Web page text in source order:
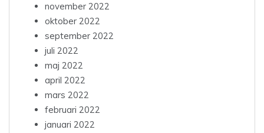
november 2022
oktober 2022
september 2022
juli 2022
maj 2022
april 2022
mars 2022
februari 2022
januari 2022